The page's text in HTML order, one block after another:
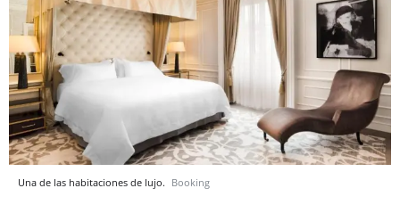
Una de las habitaciones de lujo. Booking